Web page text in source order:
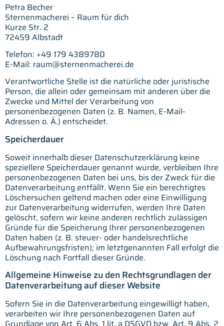
Petra Becher
Sternenmacherei – Raum für dich
Kurze Str. 2
72459 Albstadt
Telefon: +49 179 4389780
E-Mail: raum@sternenmacherei.de
Verantwortliche Stelle ist die natürliche oder juristische
Person, die allein oder gemeinsam mit anderen über die
Zwecke und Mittel der Verarbeitung von
personenbezogenen Daten (z. B. Namen, E-Mail-
Adressen o. Ä.) entscheidet.
Speicherdauer
Soweit innerhalb dieser Datenschutzerklärung keine
speziellere Speicherdauer genannt wurde, verbleiben Ihre
personenbezogenen Daten bei uns, bis der Zweck für die
Datenverarbeitung entfällt. Wenn Sie ein berechtigtes
Löschersuchen geltend machen oder eine Einwilligung
zur Datenverarbeitung widerrufen, werden Ihre Daten
gelöscht, sofern wir keine anderen rechtlich zulässigen
Gründe für die Speicherung Ihrer personenbezogenen
Daten haben (z. B. steuer- oder handelsrechtliche
Aufbewahrungsfristen); im letztgenannten Fall erfolgt die
Löschung nach Fortfall dieser Gründe.
Allgemeine Hinweise zu den Rechtsgrundlagen der
Datenverarbeitung auf dieser Website
Sofern Sie in die Datenverarbeitung eingewilligt haben,
verarbeiten wir Ihre personenbezogenen Daten auf